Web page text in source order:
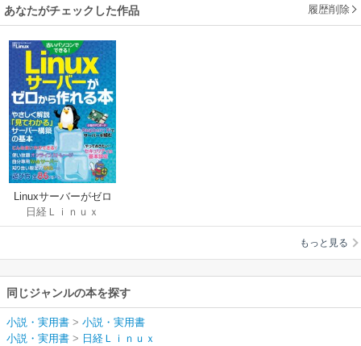
あなたがチェックした作品 履歴削除
Linuxサーバーがゼロ
から作れる本
日経Ｌｉｎｕｘ
もっと見る
同じジャンルの本を探す
小説・実用書 > 小説・実用書
小説・実用書 > 日経Ｌｉｎｕｘ